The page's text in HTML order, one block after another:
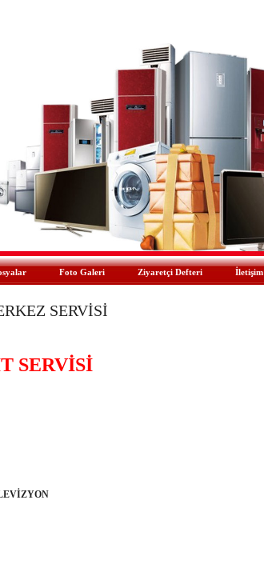
Foto Galeri Ziyaretçi Defteri İletişim
SERVİSİ
SERVİSİ